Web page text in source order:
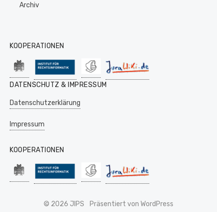
Archiv
KOOPERATIONEN
DATENSCHUTZ & IMPRESSUM
Datenschutzerklärung
Impressum
KOOPERATIONEN
© 2026 JIPS
Präsentiert von WordPress